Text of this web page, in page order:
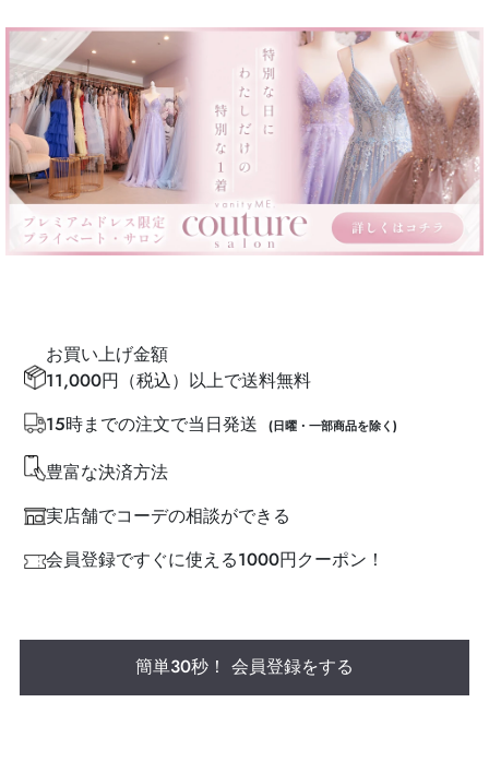
お買い上げ金額
11,000円（税込）以上で送料無料
15時までの注文で当日発送
(日曜・一部商品を除く)
豊富な決済方法
実店舗でコーデの相談ができる
会員登録ですぐに使える1000円クーポン！
簡単30秒！ 会員登録をする